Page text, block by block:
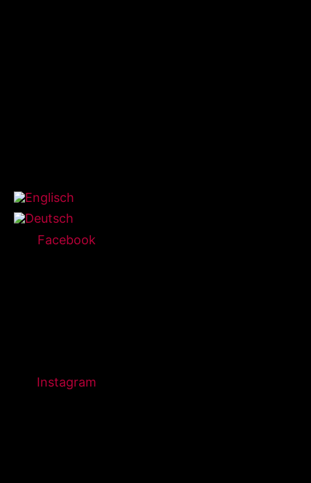
Facebook
Instagram